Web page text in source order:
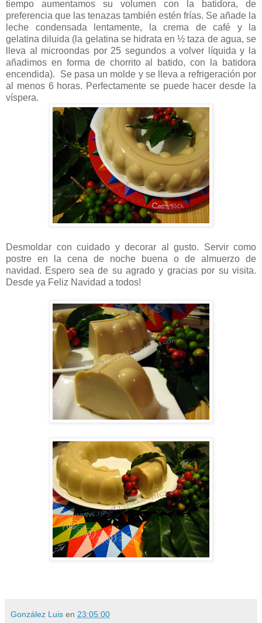
tiempo aumentamos su volumen con la batidora, de
preferencia que las tenazas también estén frías. Se añade la
leche condensada lentamente, la crema de café y la
gelatina diluida (la gelatina se hidrata en ½ taza de agua, se
lleva al microondas por 25 segundos a volver líquida y la
añadimos en forma de chorrito al batido, con la batidora
encendida). Se pasa un molde y se lleva a refrigeración por
al menos 6 horas. Perfectamente se puede hacer desde la
víspera.
Desmoldar con cuidado y decorar al gusto. Servir como
postre en la cena de noche buena o de almuerzo de
navidad. Espero sea de su agrado y gracias por su visita.
Desde ya Feliz Navidad a todos!
González Luis en 23:05:00